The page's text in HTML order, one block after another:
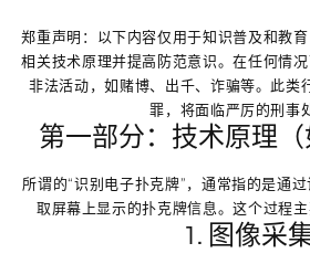
郑重声明：以下内容仅用于知识普及和教
相关技术原理并提高防范意识。在任何情
非法活动，如赌博、出千、诈骗等。此类
罪，将面临严厉的刑事
第一部分：技术原理（
所谓的“识别电子扑克牌”，通常指的是通
取屏幕上显示的扑克牌信息。这个过程主
1. 图像采